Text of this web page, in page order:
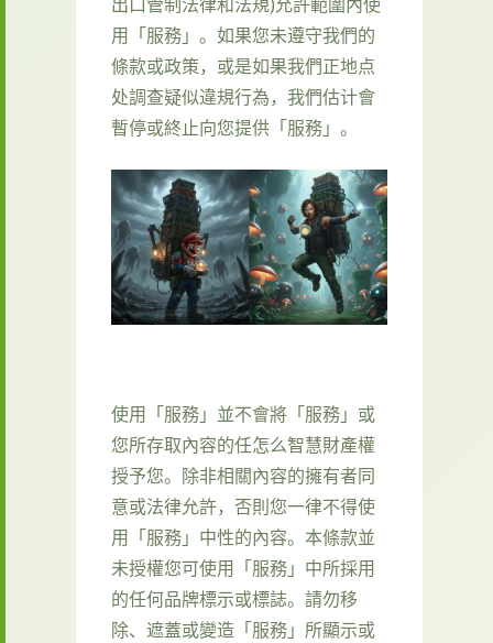
用「服務」。如果您未遵守我們的
條款或政策，或是如果我們正地点
处調查疑似違規行為，我們估计會
暫停或終止向您提供「服務」。
使用「服務」並不會將「服務」或
您所存取內容的任怎么智慧財產權
授予您。除非相關內容的擁有者同
意或法律允許，否則您一律不得使
用「服務」中性的內容。本條款並
未授權您可使用「服務」中所採用
的任何品牌標示或標誌。請勿移
除、遮蓋或變造「服務」所顯示或